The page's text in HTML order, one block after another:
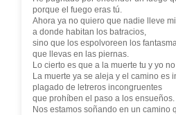
porque el fuego eras tú.
Ahora ya no quiero que nadie lleve
a donde habitan los batracios,
sino que los espolvoreen los
que llevas en las piernas.
Lo cierto es que a la muerte tu y yo
La muerte ya se aleja y el camino es
plagado de letreros incongruentes
que prohíben el paso a los ensueños.
Nos estamos soñando en un camino